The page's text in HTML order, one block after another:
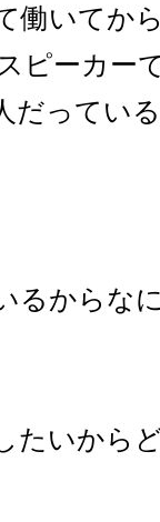
働いてか
ピーカー
だってい
るからな
たいから